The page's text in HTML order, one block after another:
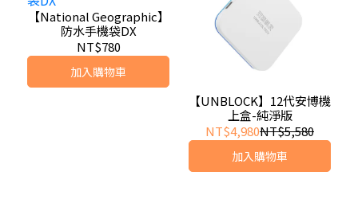
【National Geographic】
防水手機袋DX
NT$780
加入購物車
【UNBLOCK】12代安博機
上盒-純淨版
NT$4,980NT$5,580
加入購物車